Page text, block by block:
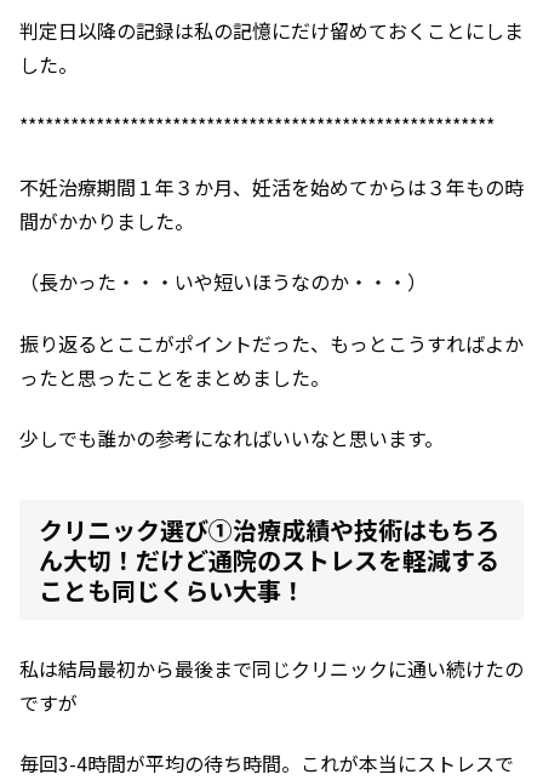
判定日以降の記録は私の記憶にだけ留めておくことにしま
した。
********************************************************
不妊治療期間１年３か月、妊活を始めてからは３年もの時
間がかかりました。
（長かった・・・いや短いほうなのか・・・）
振り返るとここがポイントだった、もっとこうすればよか
ったと思ったことをまとめました。
少しでも誰かの参考になればいいなと思います。
クリニック選び①治療成績や技術はもちろ
ん大切！だけど通院のストレスを軽減する
ことも同じくらい大事！
私は結局最初から最後まで同じクリニックに通い続けたの
ですが
毎回3-4時間が平均の待ち時間。これが本当にストレスで